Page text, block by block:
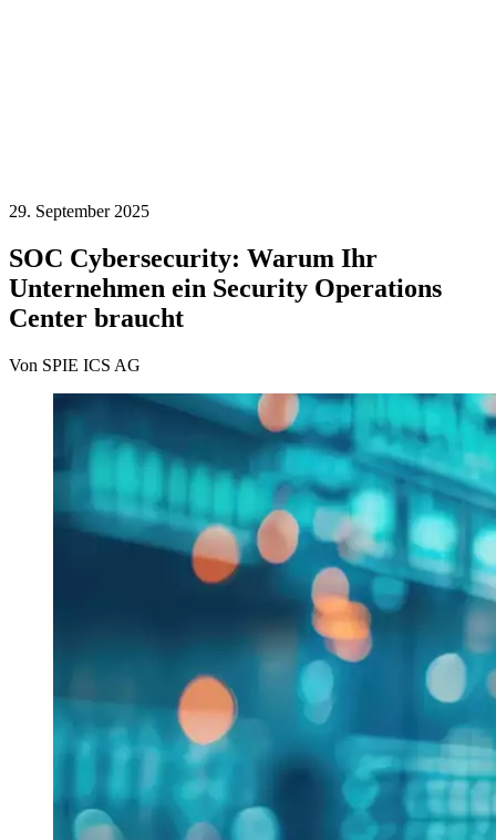
29. September 2025
SOC Cybersecurity: Warum Ihr
Unternehmen ein Security Operations
Center braucht
Von SPIE ICS AG